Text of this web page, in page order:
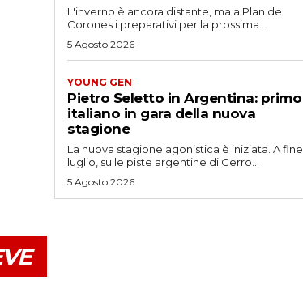
L'inverno è ancora distante, ma a Plan de
Corones i preparativi per la prossima...
5 Agosto 2026
YOUNG GEN
Pietro Seletto in Argentina: primo
italiano in gara della nuova
stagione
La nuova stagione agonistica è iniziata. A fine
luglio, sulle piste argentine di Cerro...
5 Agosto 2026